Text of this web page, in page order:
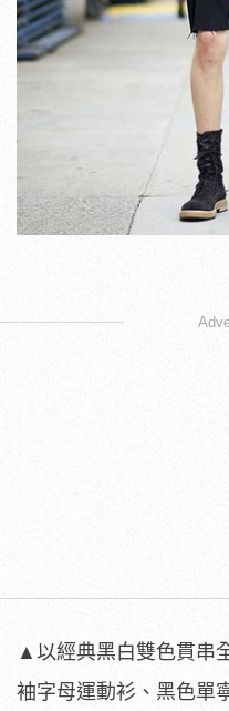
▲以經典黑白雙色貫串
袖字母運動衫、黑色單